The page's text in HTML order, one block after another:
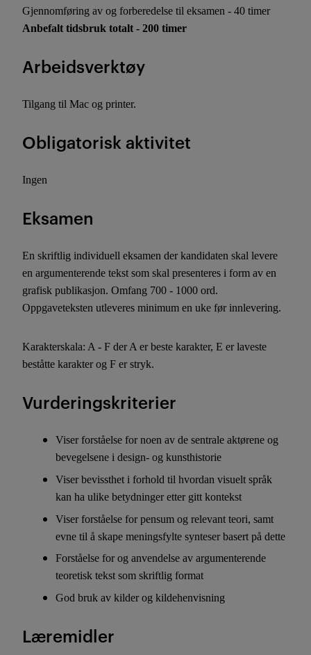
Gjennomføring av og forberedelse til eksamen - 40 timer
Anbefalt tidsbruk totalt - 200 timer
Arbeidsverktøy
Tilgang til Mac og printer.
Obligatorisk aktivitet
Ingen
Eksamen
En skriftlig individuell eksamen der kandidaten skal levere
en argumenterende tekst som skal presenteres i form av en
grafisk publikasjon. Omfang 700 - 1000 ord.
Oppgaveteksten utleveres minimum en uke før innlevering.
Karakterskala: A - F der A er beste karakter, E er laveste
beståtte karakter og F er stryk.
Vurderingskriterier
Viser forståelse for noen av de sentrale aktørene og
bevegelsene i design- og kunsthistorie
Viser bevissthet i forhold til hvordan visuelt språk
kan ha ulike betydninger etter gitt kontekst
Viser forståelse for pensum og relevant teori, samt
evne til å skape meningsfylte synteser basert på dette
Forståelse for og anvendelse av argumenterende
teoretisk tekst som skriftlig format
God bruk av kilder og kildehenvisning
Læremidler